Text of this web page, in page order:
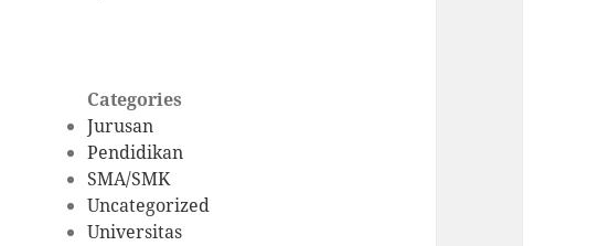
Categories
Jurusan
Pendidikan
SMA/SMK
Uncategorized
Universitas